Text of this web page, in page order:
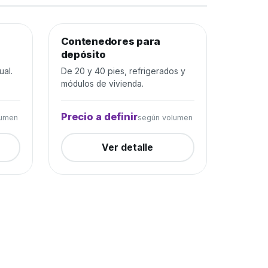
Depósito y construcción
Contenedores para
depósito
De 20 y 40 pies, refrigerados y
módulos de vivienda.
Precio a definirsegún volumen
Ver detalle